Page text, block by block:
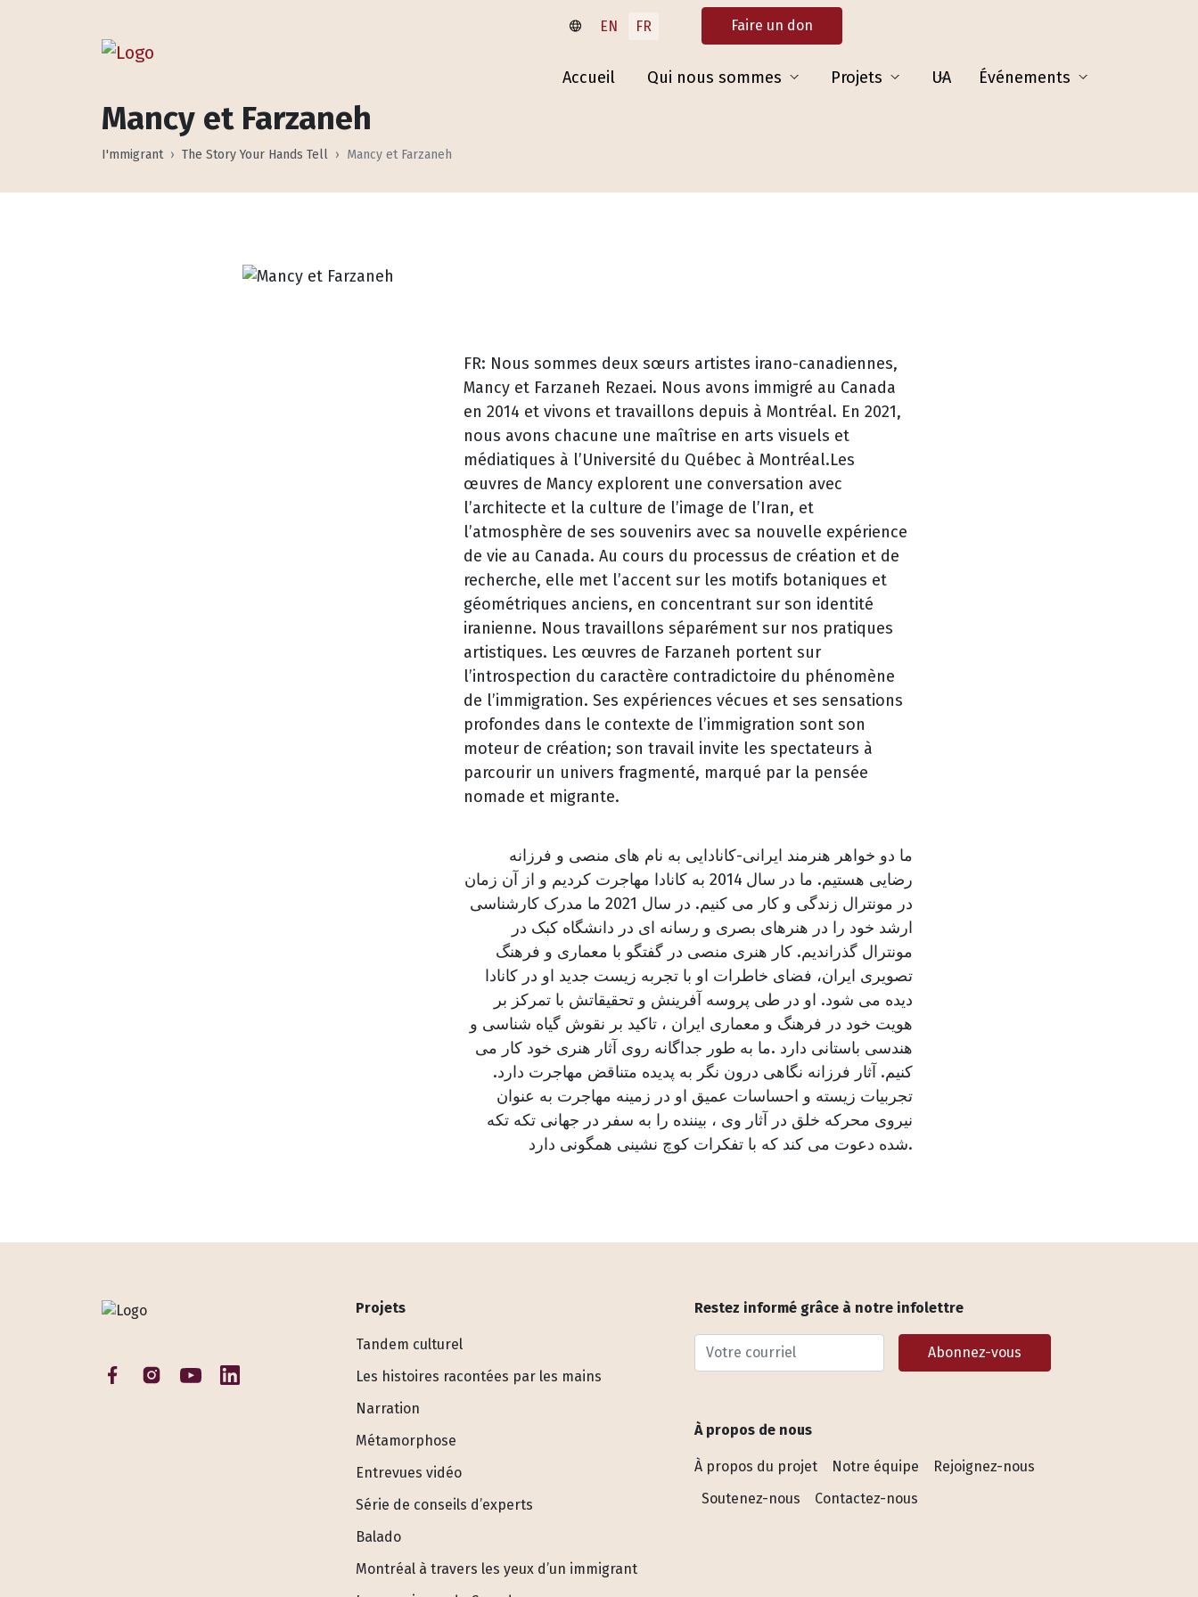
EN FR Faire un don
Accueil Qui nous sommes Projets UA Événements
Mancy et Farzaneh
I'mmigrant The Story Your Hands Tell Mancy et Farzaneh
FR: Nous sommes deux sœurs artistes irano-canadiennes,
Mancy et Farzaneh Rezaei. Nous avons immigré au Canada
en 2014 et vivons et travaillons depuis à Montréal. En 2021,
nous avons chacune une maîtrise en arts visuels et
médiatiques à l’Université du Québec à Montréal.Les
œuvres de Mancy explorent une conversation avec
l’architecte et la culture de l’image de l’Iran, et
l’atmosphère de ses souvenirs avec sa nouvelle expérience
de vie au Canada. Au cours du processus de création et de
recherche, elle met l’accent sur les motifs botaniques et
géométriques anciens, en concentrant sur son identité
iranienne. Nous travaillons séparément sur nos pratiques
artistiques. Les œuvres de Farzaneh portent sur
l’introspection du caractère contradictoire du phénomène
de l’immigration. Ses expériences vécues et ses sensations
profondes dans le contexte de l’immigration sont son
moteur de création; son travail invite les spectateurs à
parcourir un univers fragmenté, marqué par la pensée
nomade et migrante.
ما دو خواهر هنرمند ایرانی-کانادایی به نام های منصی و فرزانه
رضایی هستیم. ما در سال 2014 به کانادا مهاجرت کردیم و از آن زمان
در مونترال زندگی و کار می کنیم. در سال 2021 ما مدرک کارشناسی
ارشد خود را در هنرهای بصری و رسانه ای در دانشگاه کبک در
مونترال گذراندیم. کار هنری منصی در گفتگو با معماری و فرهنگ
تصویری ایران، فضای خاطرات او با تجربه زیست جدید او در کانادا
دیده می شود. او در طی پروسه آفرینش و تحقیقاتش با تمرکز بر
هویت خود در فرهنگ و معماری ایران ، تاکید بر نقوش گیاه شناسی و
هندسی باستانی دارد .ما به طور جداگانه روی آثار هنری خود کار می
کنیم. آثار فرزانه نگاهی درون نگر به پدیده متناقض مهاجرت دارد.
تجربیات زیسته و احساسات عمیق او در زمینه مهاجرت به عنوان
نیروی محرکه خلق در آثار وی ، بیننده را به سفر در جهانی تکه تکه
شده دعوت می کند که با تفکرات کوچ نشینی همگونی دارد.
Projets
Tandem culturel
Les histoires racontées par les mains
Narration
Métamorphose
Entrevues vidéo
Série de conseils d’experts
Balado
Montréal à travers les yeux d’un immigrant
Restez informé grâce à notre infolettre
Votre courriel
Abonnez-vous
À propos de nous
À propos du projet Notre équipe
Rejoignez-nous
Soutenez-nous
Contactez-nous